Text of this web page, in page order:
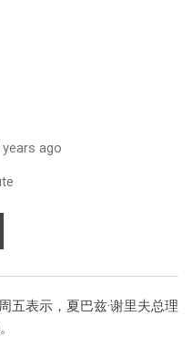
years ago
五表示，夏巴兹·谢里夫总理